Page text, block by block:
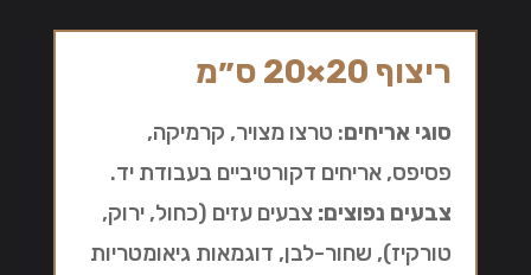
ריצוף 20×20 ס״מ
סוגי אריחים: טרצו מצויר, קרמיקה,
פסיפס, אריחים דקורטיביים בעבודת יד.
צבעים נפוצים: צבעים עזים (כחול, ירוק,
טורקיז), שחור-לבן, דוגמאות גיאומטריות